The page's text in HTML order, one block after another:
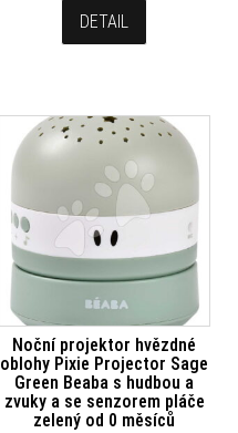
DETAIL
Noční projektor hvězdné
oblohy Pixie Projector Sage
Green Beaba s hudbou a
zvuky a se senzorem pláče
zelený od 0 měsíců